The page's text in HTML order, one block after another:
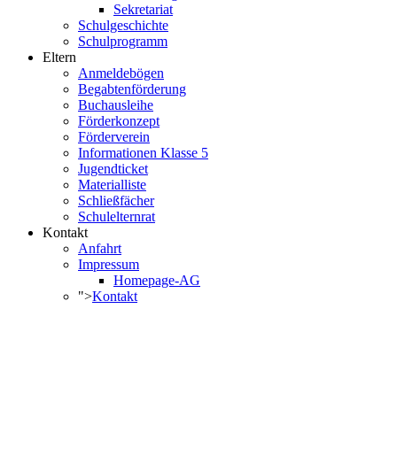
Sekretariat
Schulgeschichte
Schulprogramm
Eltern
Anmeldebögen
Begabtenförderung
Buchausleihe
Förderkonzept
Förderverein
Informationen Klasse 5
Jugendticket
Materialliste
Schließfächer
Schulelternrat
Kontakt
Anfahrt
Impressum
Homepage-AG
">Kontakt